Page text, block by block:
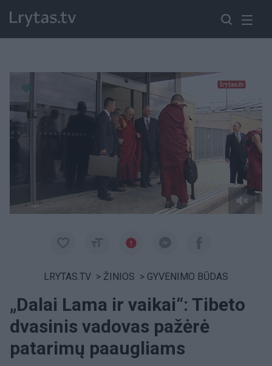
LRYTAS.TV > ŽINIOS > GYVENIMO BŪDAS
„Dalai Lama ir vaikai“: Tibeto
dvasinis vadovas pažėrė
patarimų paaugliams